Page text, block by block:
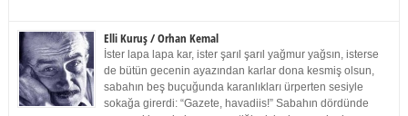
Elli Kuruş / Orhan Kemal
İster lapa lapa kar, ister şarıl şarıl yağmur yağsın, isterse
de bütün gecenin ayazından karlar dona kesmiş olsun,
sabahın beş buçuğunda karanlıkları ürperten sesiyle
sokağa girerdi: “Gazete, havadiis!” Sabahın dördünde